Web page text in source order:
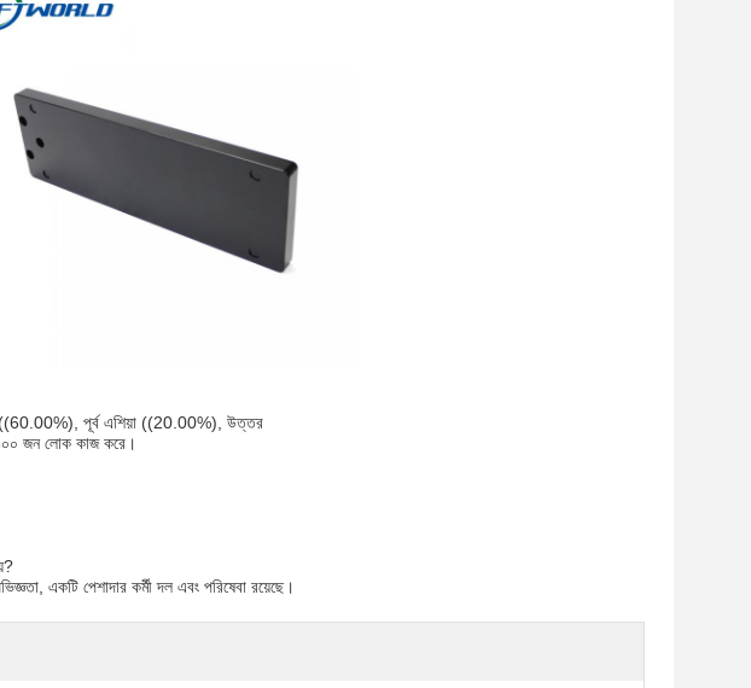
((60.00%), পূর্ব এশিয়া ((20.00%), উত্তর
জন লোক কাজ করে।
একটি পেশাদার কর্মী দল এবং পরিষেবা রয়েছে।